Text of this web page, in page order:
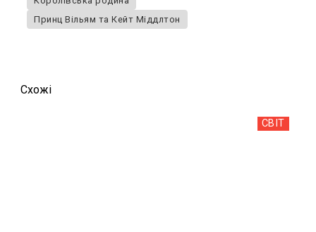
Принц Вільям та Кейт Міддлтон
Схожi
СВІТ